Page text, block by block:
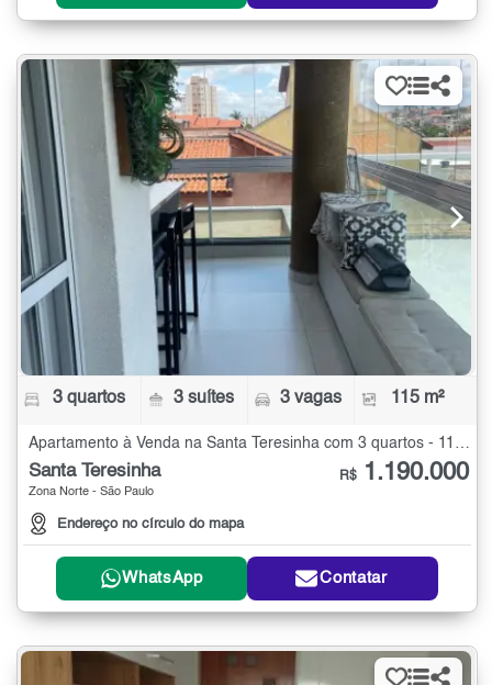
3 quartos 3 suítes 3 vagas 115 m²
Santa Teresinha
Zona Norte - São Paulo
Endereço no círculo do mapa
R$ 1.190.000
WhatsApp Contatar